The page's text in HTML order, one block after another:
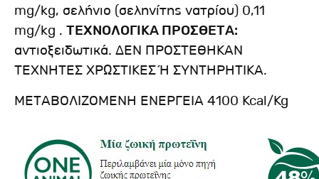
mg/kg, σελήνιο (σεληνίτης νατρίου) 0,11
mg/kg . ΤΕΧΝΟΛΟΓΙΚΑ ΠΡΟΣΘΕΤΑ:
αντιοξειδωτικά. ΔΕΝ ΠΡΟΣΤΕΘΗΚΑΝ
ΤΕΧΝΗΤΕΣ ΧΡΩΣΤΙΚΕΣ Ή ΣΥΝΤΗΡΗΤΙΚΑ.
ΜΕΤΑΒΟΛΙΖΟΜΕΝΗ ΕΝΕΡΓΕΙΑ 4100 Kcal/Kg